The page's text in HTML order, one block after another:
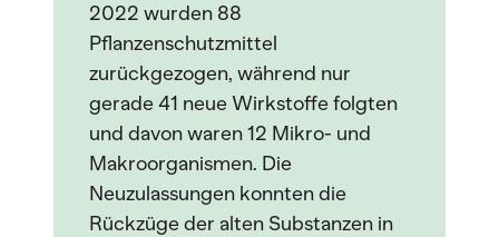
2022 wurden 88
Pflanzenschutzmittel
zurückgezogen, während nur
gerade 41 neue Wirkstoffe folgten
und davon waren 12 Mikro- und
Makroorganismen. Die
Neuzulassungen konnten die
Rückzüge der alten Substanzen in